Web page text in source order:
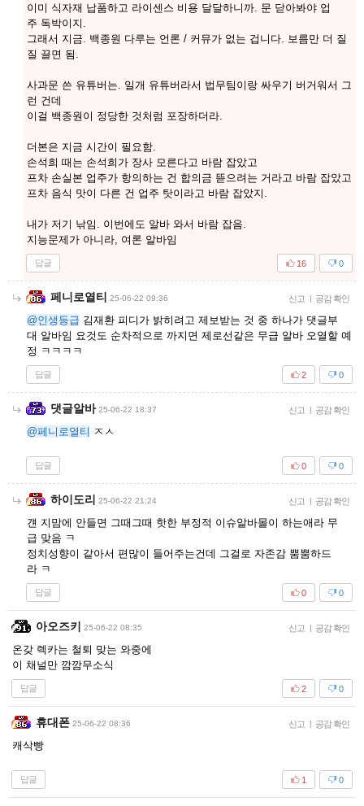
이미 식자재 납품하고 라이센스 비용 달달하니까. 문 닫아봐야 업
주 독박이지.
그래서 지금. 백종원 다루는 언론 / 커뮤가 없는 겁니다. 보름만 더 질
질 끌면 됨.
사과문 쓴 유튜버는. 일개 유튜버라서 법무팀이랑 싸우기 버거워서 그
런 건데
이걸 백종원이 정당한 것처럼 포장하더라.
더본은 지금 시간이 필요함.
손석희 때는 손석희가 장사 모른다고 바람 잡았고
프차 손실본 업주가 항의하는 건 합의금 뜯으려는 거라고 바람 잡았고
프차 음식 맛이 다른 건 업주 탓이라고 바람 잡았지.
내가 저기 낚임. 이번에도 알바 와서 바람 잡음.
지능문제가 아니라, 여론 알바임
답글 0
16
페니로열티 25-06-22 09:36 신고 | 공감 확인
@인생등급 김재환 피디가 밝히려고 제보받는 것 중 하나가 댓글부
대 알바임 요것도 순차적으로 까지면 제로선같은 무급 알바 오열할 예
정 ㅋㅋㅋㅋ
답글 0
2
댓글알바 25-06-22 18:37 신고 | 공감 확인
@페니로열티 ㅈㅅ
답글 0
0
하이도리 25-06-22 21:24 신고 | 공감 확인
걘 지맘에 안들면 그때그때 핫한 부정적 이슈알바몰이 하는애라 무
급 맞음 ㅋ
정치성향이 같아서 편많이 들어주는건데 그걸로 자존감 뿜뿜하드
라 ㅋ
답글 0
0
아오즈키 25-06-22 08:35 신고 | 공감 확인
온갖 렉카는 철퇴 맞는 와중에
이 채널만 깜깜무소식
답글 0
2
휴대폰 25-06-22 08:36 신고 | 공감 확인
캐삭빵
답글 0
1